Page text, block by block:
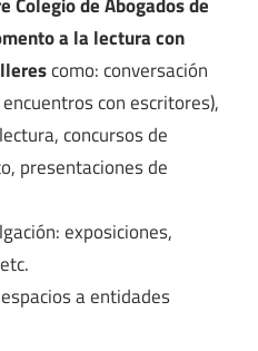
Colegio de Abogados de
a la lectura con
como: conversación
con escritores),
concursos de
presentaciones de
exposiciones,
a entidades